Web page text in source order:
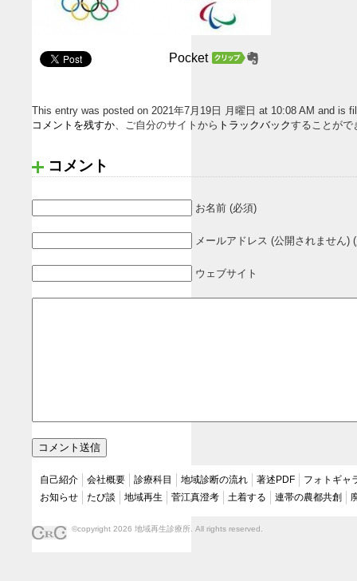
Pocket
This entry was posted on 2021年7月19日 月曜日 at 10:08 AM and is
コメントを残すか、ご自分のサイトから トラックバックすることがで
コメント
お名前 (必須)
メールアドレス (公開されません)
ウェブサイト
自己紹介 会社概要 診療科目 地域診断の流れ 著述PDF
フォトギャ
お知らせ
たび談 地域再生 菅江真澄考 土着する 連帯の農都共創
©copyright 2026 地域再生診療所. All rights reserved.